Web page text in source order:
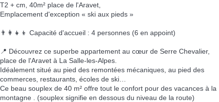
T2 + cm, 40m² place de l'Aravet,
Emplacement d'exception « ski aux pieds »
👨‍👩‍👧‍👦 Capacité d'accueil : 4 personnes (6 en appoint)
📍 Découvrez ce superbe appartement au cœur de Serre Chevalier,
place de l'Aravet à La Salle-les-Alpes.
Idéalement situé au pied des remontées mécaniques, au pied des
commerces, restaurants, écoles de ski…
Ce beau souplex de 40 m² offre tout le confort pour des vacances à la
montagne . (souplex signifie en dessous du niveau de la route)